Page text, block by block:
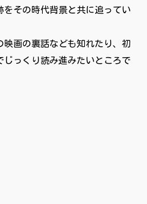
をその時代背景と共に追ってい
映画の裏話なども知れたり、初
じっくり読み進みたいところで